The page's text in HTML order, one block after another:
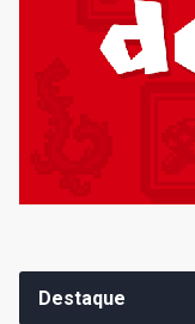
Destaque